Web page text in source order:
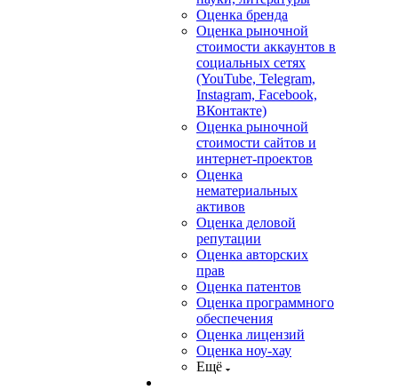
Оценка бренда
Оценка рыночной
стоимости аккаунтов в
социальных сетях
(YouTube, Telegram,
Instagram, Facebook,
ВКонтакте)
Оценка рыночной
стоимости сайтов и
интернет-проектов
Оценка
нематериальных
активов
Оценка деловой
репутации
Оценка авторских
прав
Оценка патентов
Оценка программного
обеспечения
Оценка лицензий
Оценка ноу-хау
Ещё